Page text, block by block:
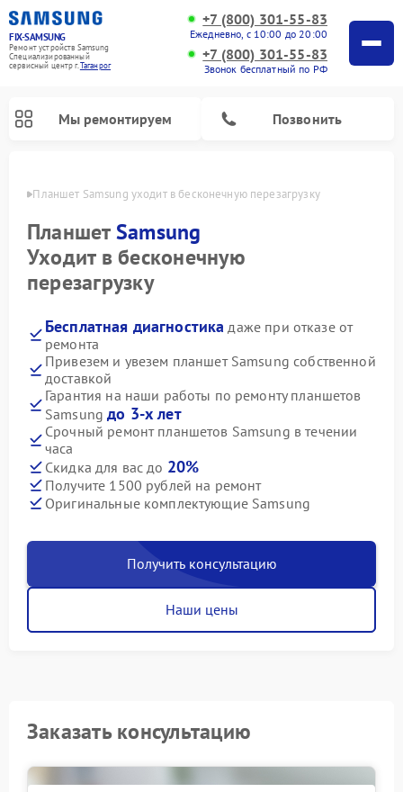
FIX-SAMSUNG
Ремонт устройств Samsung
Специализированный
cервисный центр г.Таганрог
+7 (800) 301-55-83
Ежедневно, с 10:00 до 20:00
+7 (800) 301-55-83
Звонок бесплатный по РФ
Мы ремонтируем Позвонить
Планшет Samsung уходит в бесконечную перезагрузку
ПланшетSamsung
Уходит в бесконечную
перезагрузку
Бесплатная диагностика даже при отказе от
ремонта
Привезем и увезем планшет Samsung собственной
доставкой
Гарантия на наши работы по ремонту планшетов
Samsungдо 3-х лет
Срочный ремонт планшетов Samsung в течении
часа
Скидка для вас до 20%
Получите 1500 рублей на ремонт
Оригинальные комплектующие Samsung
Получить консультацию
Наши цены
Заказать консультацию